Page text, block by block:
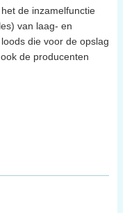
de inzamelfunctie
van laag- en
die voor de opslag
de producenten